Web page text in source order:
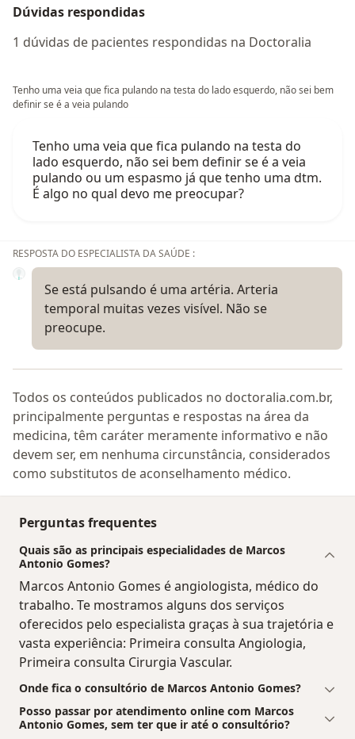
Dúvidas respondidas
1 dúvidas de pacientes respondidas na Doctoralia
Tenho uma veia que fica pulando na testa do lado esquerdo, não sei bem
definir se é a veia pulando
Tenho uma veia que fica pulando na testa do
lado esquerdo, não sei bem definir se é a veia
pulando ou um espasmo já que tenho uma dtm.
É algo no qual devo me preocupar?
RESPOSTA DO ESPECIALISTA DA SAÚDE :
Se está pulsando é uma artéria. Arteria
temporal muitas vezes visível. Não se
preocupe.
Todos os conteúdos publicados no doctoralia.com.br,
principalmente perguntas e respostas na área da
medicina, têm caráter meramente informativo e não
devem ser, em nenhuma circunstância, considerados
como substitutos de aconselhamento médico.
Perguntas frequentes
Quais são as principais especialidades de Marcos
Antonio Gomes?
Marcos Antonio Gomes é angiologista, médico do
trabalho. Te mostramos alguns dos serviços
oferecidos pelo especialista graças à sua trajetória e
vasta experiência: Primeira consulta Angiologia,
Primeira consulta Cirurgia Vascular.
Onde fica o consultório de Marcos Antonio Gomes?
Posso passar por atendimento online com Marcos
Antonio Gomes, sem ter que ir até o consultório?